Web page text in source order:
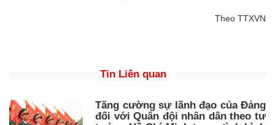
Theo TTXVN
Tin Liên quan
Tăng cường sự lãnh đạo của Đảng
đối với Quân đội nhân dân theo tư